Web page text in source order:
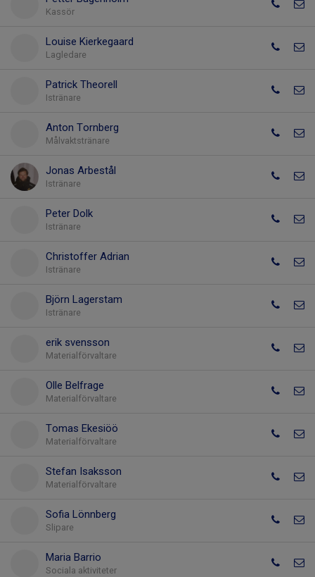
Kassör
Louise Kierkegaard
Lagledare
Patrick Theorell
Istränare
Anton Tornberg
Målvaktstränare
Jonas Arbestål
Istränare
Peter Dolk
Istränare
Christoffer Adrian
Istränare
Björn Lagerstam
Istränare
erik svensson
Materialförvaltare
Olle Belfrage
Materialförvaltare
Tomas Ekesiöö
Materialförvaltare
Stefan Isaksson
Materialförvaltare
Sofia Lönnberg
Slipare
Maria Barrio
Sociala aktiviteter